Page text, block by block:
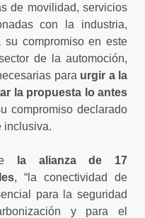
de movilidad, servicios
con la industria,
compromiso en este
de la automoción,
para urgir a la
la propuesta lo antes
compromiso declarado
inclusiva.
la alianza de 17
, “la conectividad de
para la seguridad
y para el